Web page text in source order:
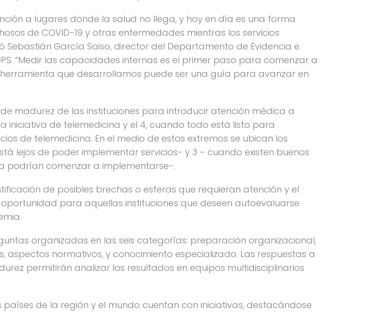
a lugares donde la salud no llega, y hoy en día es una forma
de COVID-19 y otras enfermedades mientras los servicios
García Saiso, director del Departamento de Evidencia e
“Medir las capacidades internas es el primer paso para comenzar a
que desarrollamos puede ser una guía para avanzar en
madurez de las instituciones para introducir atención médica a
iniciativa de telemedicina y el 4, cuando todo está listo para
de telemedicina. En el medio de estos extremos se ubican los
lejos de poder implementar servicios- y 3 – cuando existen buenos
podrían comenzar a implementarse-.
de posibles brechas o esferas que requieran atención y el
para aquellas instituciones que deseen autoevaluarse
organizadas en las seis categorías: preparación organizacional,
aspectos normativos, y conocimiento especializado. Las respuestas a
permitirán analizar los resultados en equipos multidisciplinarios
de la región y el mundo cuentan con iniciativas, destacándose